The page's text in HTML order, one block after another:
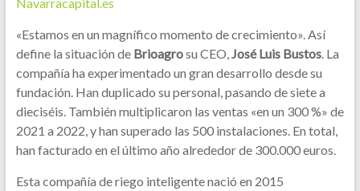
«Estamos en un magnífico momento de crecimiento». Así
define la situación de Brioagrosu CEO, José Luis Bustos. La
compañía ha experimentado un gran desarrollo desde su
fundación. Han duplicado su personal, pasando de siete a
dieciséis. También multiplicaron las ventas «en un 300 %» de
2021 a 2022, y han superado las 500 instalaciones. En total,
han facturado en el último año alrededor de 300.000 euros.
Esta compañía de riego inteligente nació en 2015